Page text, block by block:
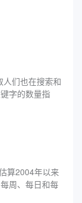
们也在搜索和
字的数量指
算2004年以来
周、每日和每